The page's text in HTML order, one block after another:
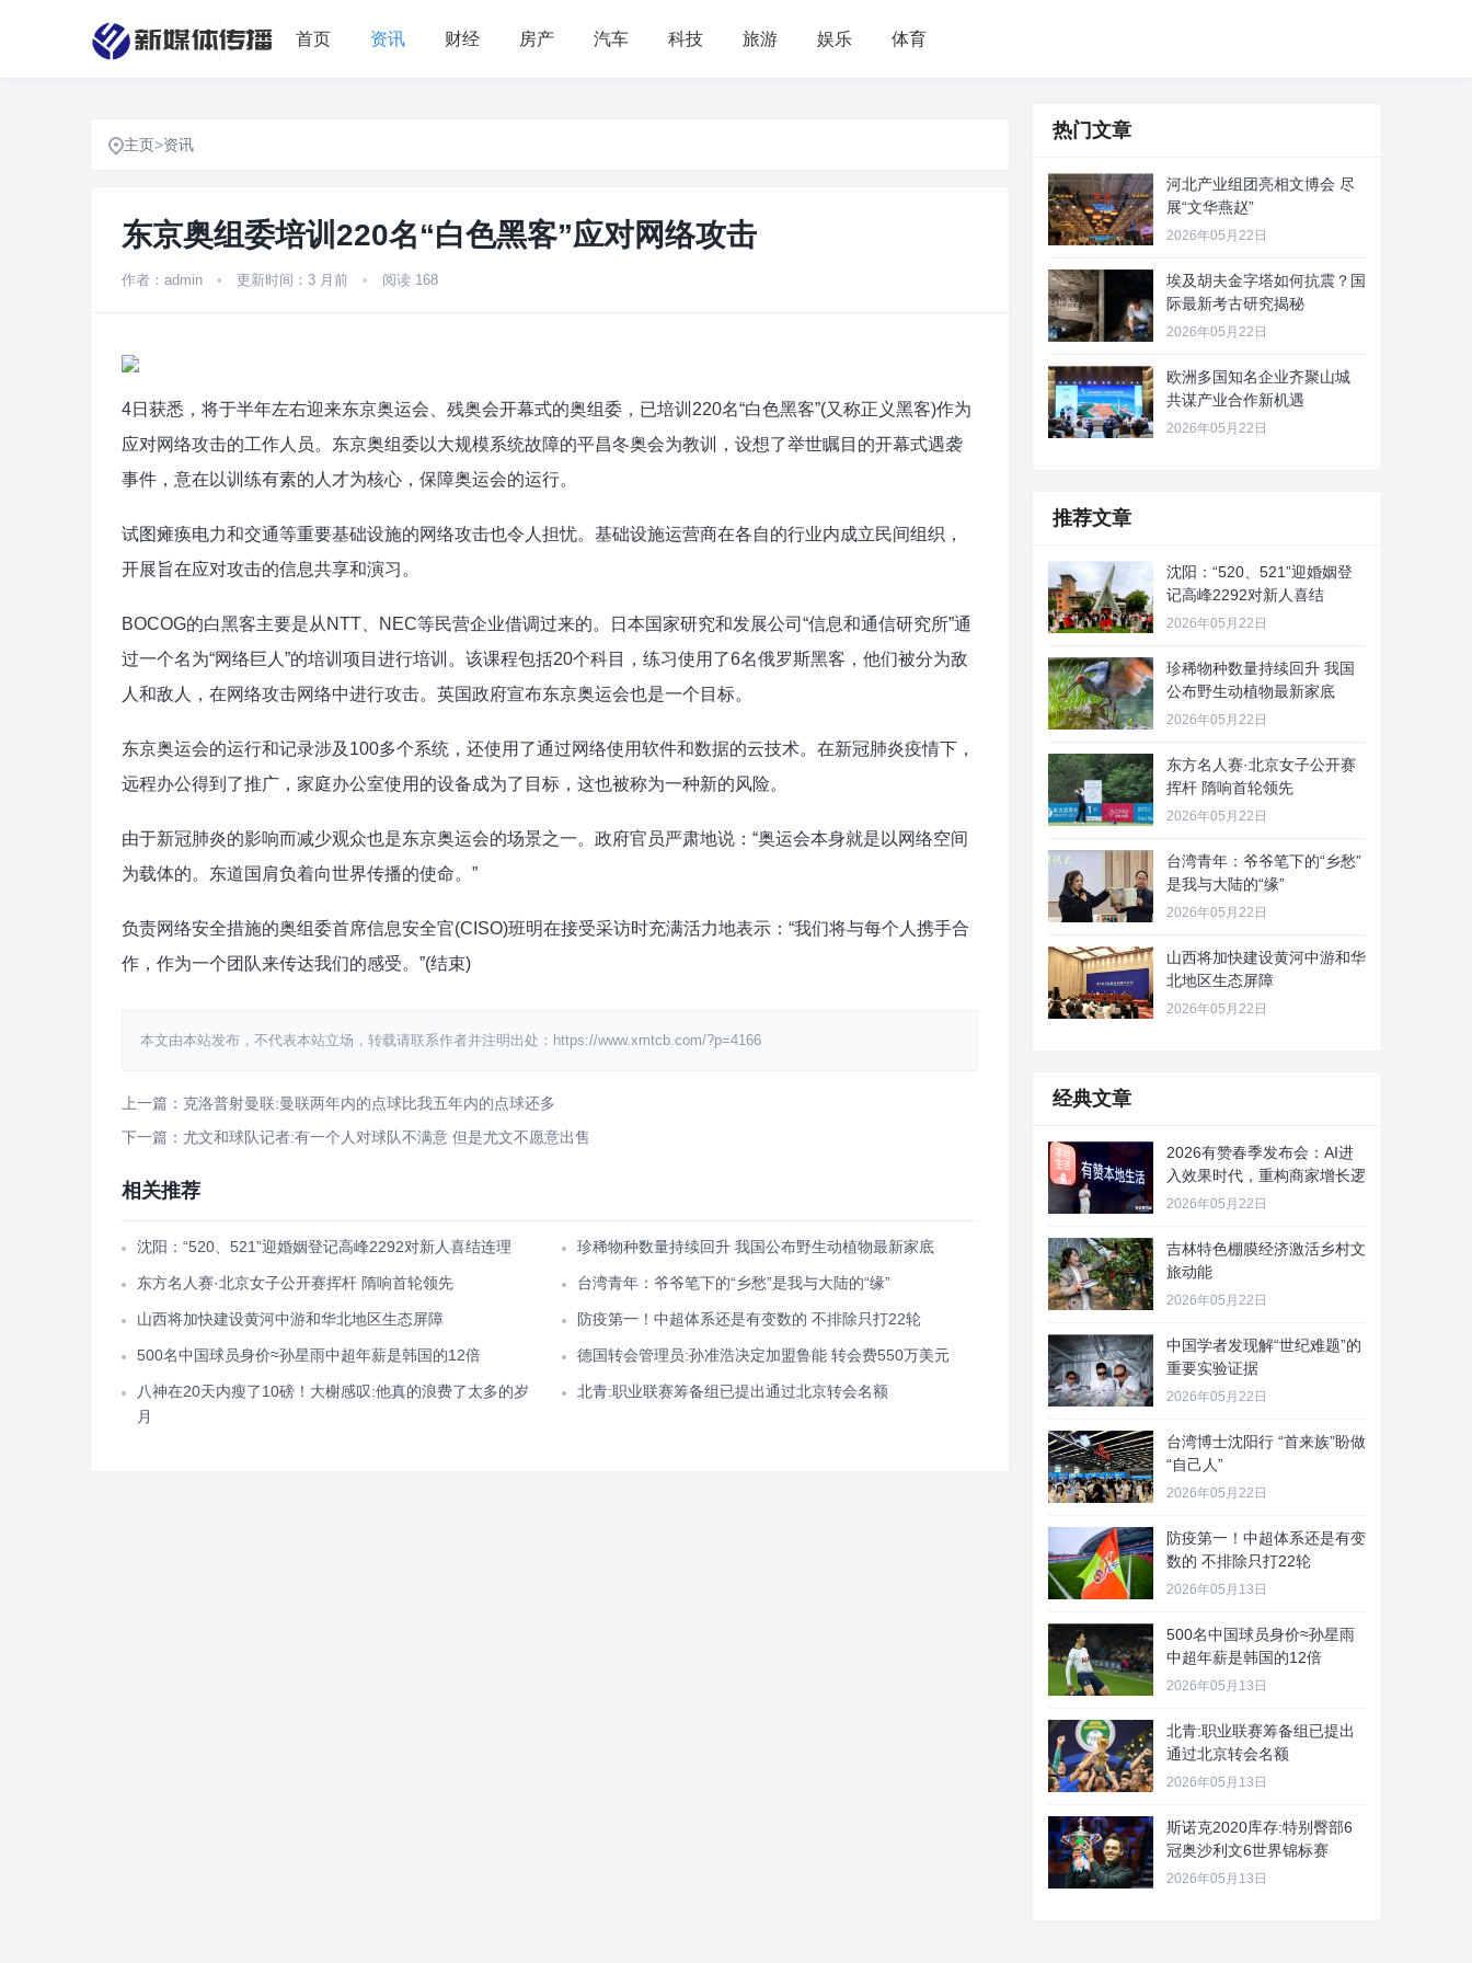
首页 资讯 财经 房产 汽车 科技 旅游 娱乐 体育
主页>资讯
东京奥组委培训220名“白色黑客”应对网络攻击
作者：admin • 更新时间：3 月前 • 阅读 168
4日获悉，将于半年左右迎来东京奥运会、残奥会开幕式的奥组委，已培训220名“白色黑客”(又称正义黑客)作为
应对网络攻击的工作人员。东京奥组委以大规模系统故障的平昌冬奥会为教训，设想了举世瞩目的开幕式遇袭
事件，意在以训练有素的人才为核心，保障奥运会的运行。
试图瘫痪电力和交通等重要基础设施的网络攻击也令人担忧。基础设施运营商在各自的行业内成立民间组织，
开展旨在应对攻击的信息共享和演习。
BOCOG的白黑客主要是从NTT、NEC等民营企业借调过来的。日本国家研究和发展公司“信息和通信研究所”通
过一个名为“网络巨人”的培训项目进行培训。该课程包括20个科目，练习使用了6名俄罗斯黑客，他们被分为敌
人和敌人，在网络攻击网络中进行攻击。英国政府宣布东京奥运会也是一个目标。
东京奥运会的运行和记录涉及100多个系统，还使用了通过网络使用软件和数据的云技术。在新冠肺炎疫情下，
远程办公得到了推广，家庭办公室使用的设备成为了目标，这也被称为一种新的风险。
由于新冠肺炎的影响而减少观众也是东京奥运会的场景之一。政府官员严肃地说：“奥运会本身就是以网络空间
为载体的。东道国肩负着向世界传播的使命。”
负责网络安全措施的奥组委首席信息安全官(CISO)班明在接受采访时充满活力地表示：“我们将与每个人携手合
作，作为一个团队来传达我们的感受。”(结束)
本文由本站发布，不代表本站立场，转载请联系作者并注明出处：https://www.xmtcb.com/?p=4166
上一篇：克洛普射曼联:曼联两年内的点球比我五年内的点球还多
下一篇：尤文和球队记者:有一个人对球队不满意 但是尤文不愿意出售
相关推荐
沈阳：“520、521”迎婚姻登记高峰2292对新人喜结连理 珍稀物种数量持续回升 我国公布野生动植物最新家底
东方名人赛·北京女子公开赛挥杆 隋响首轮领先 台湾青年：爷爷笔下的“乡愁”是我与大陆的“缘”
山西将加快建设黄河中游和华北地区生态屏障 防疫第一！中超体系还是有变数的 不排除只打22轮
500名中国球员身价≈孙星雨中超年薪是韩国的12倍 德国转会管理员:孙准浩决定加盟鲁能 转会费550万美元
八神在20天内瘦了10磅！大榭感叹:他真的浪费了太多的岁
月
北青:职业联赛筹备组已提出通过北京转会名额
热门文章
河北产业组团亮相文博会 尽
展“文华燕赵”
2026年05月22日
埃及胡夫金字塔如何抗震？国
际最新考古研究揭秘
2026年05月22日
欧洲多国知名企业齐聚山城
共谋产业合作新机遇
2026年05月22日
推荐文章
沈阳：“520、521”迎婚姻登
记高峰2292对新人喜结
2026年05月22日
珍稀物种数量持续回升 我国
公布野生动植物最新家底
2026年05月22日
东方名人赛·北京女子公开赛
挥杆 隋响首轮领先
2026年05月22日
台湾青年：爷爷笔下的“乡愁”
是我与大陆的“缘”
2026年05月22日
山西将加快建设黄河中游和华
北地区生态屏障
2026年05月22日
经典文章
2026有赞春季发布会：AI进
入效果时代，重构商家增长逻
2026年05月22日
吉林特色棚膜经济激活乡村文
旅动能
2026年05月22日
中国学者发现解“世纪难题”的
重要实验证据
2026年05月22日
台湾博士沈阳行 “首来族”盼做
“自己人”
2026年05月22日
防疫第一！中超体系还是有变
数的 不排除只打22轮
2026年05月13日
500名中国球员身价≈孙星雨
中超年薪是韩国的12倍
2026年05月13日
北青:职业联赛筹备组已提出
通过北京转会名额
2026年05月13日
斯诺克2020库存:特别臀部6
冠奥沙利文6世界锦标赛
2026年05月13日